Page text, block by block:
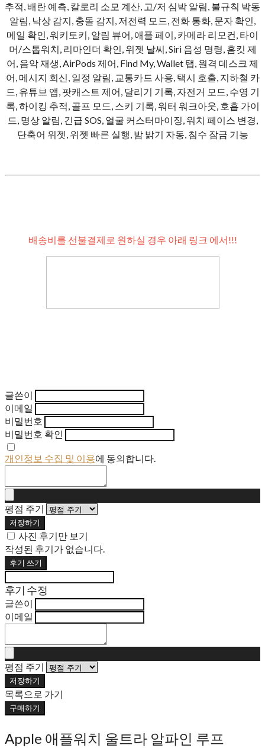
추적, 배란 예측, 칼로리 소모 계산, 고/저 심박 알림, 불규칙 박동
알림, 낙상 감지, 충돌 감지, 저전력 모드, 전화 통화, 문자 확인,
메일 확인, 워키토키, 알림 뷰어, 애플 페이, 카메라 리모컨, 타이
머/스톱워치, 리마인더 확인, 위젯 날씨, Siri 음성 명령, 홈킷 제
어, 음악 재생, AirPods 제어, Find My, Wallet 탭, 원격 데스크 제
어, 메시지 회신, 일정 알림, 교통카드 사용, 택시 호출, 지하철 카
드, 유튜브 앱, 팟캐스트 제어, 달리기 기록, 자전거 모드, 수영 기
록, 하이킹 추적, 골프 모드, 스키 기록, 워터 워크아웃, 호흡 가이
드, 명상 알림, 긴급 SOS, 얼굴 커스터마이징, 워치 페이스 변경,
단축어 위젯, 위젯 빠른 실행, 밤 밝기 자동, 침수 잠금 기능
배송비를 선불결제로 원하실 경우 아래 링크 에서!!!
글쓴이
이메일
비밀번호
비밀번호 확인
개인정보 수집 및 이용에 동의합니다.
평점 주기
저장하기
사진 후기만 보기
작성된 후기가 없습니다.
후기 쓰기
후기 수정
글쓴이
이메일
평점 주기
저장하기
목록으로 가기
구매하기
Apple 애플워치 울트라 알파인 루프